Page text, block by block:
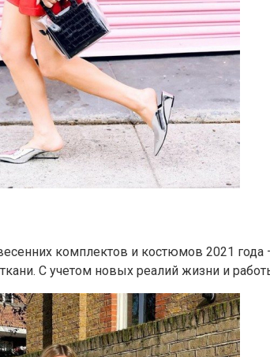
комплектов и костюмов 2021
С учетом новых реалий жизни и